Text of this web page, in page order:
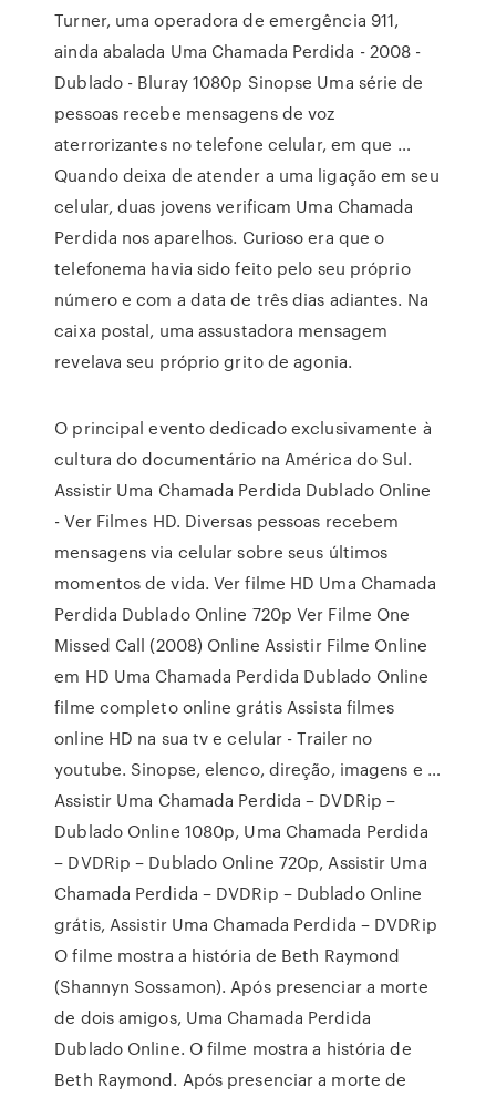
Turner, uma operadora de emergência 911,
ainda abalada Uma Chamada Perdida - 2008 -
Dublado - Bluray 1080p Sinopse Uma série de
pessoas recebe mensagens de voz
aterrorizantes no telefone celular, em que …
Quando deixa de atender a uma ligação em seu
celular, duas jovens verificam Uma Chamada
Perdida nos aparelhos. Curioso era que o
telefonema havia sido feito pelo seu próprio
número e com a data de três dias adiantes. Na
caixa postal, uma assustadora mensagem
revelava seu próprio grito de agonia.
O principal evento dedicado exclusivamente à
cultura do documentário na América do Sul.
Assistir Uma Chamada Perdida Dublado Online
- Ver Filmes HD. Diversas pessoas recebem
mensagens via celular sobre seus últimos
momentos de vida. Ver filme HD Uma Chamada
Perdida Dublado Online 720p Ver Filme One
Missed Call (2008) Online Assistir Filme Online
em HD Uma Chamada Perdida Dublado Online
filme completo online grátis Assista filmes
online HD na sua tv e celular - Trailer no
youtube. Sinopse, elenco, direção, imagens e …
Assistir Uma Chamada Perdida – DVDRip –
Dublado Online 1080p, Uma Chamada Perdida
– DVDRip – Dublado Online 720p, Assistir Uma
Chamada Perdida – DVDRip – Dublado Online
grátis, Assistir Uma Chamada Perdida – DVDRip
O filme mostra a história de Beth Raymond
(Shannyn Sossamon). Após presenciar a morte
de dois amigos, Uma Chamada Perdida
Dublado Online. O filme mostra a história de
Beth Raymond. Após presenciar a morte de